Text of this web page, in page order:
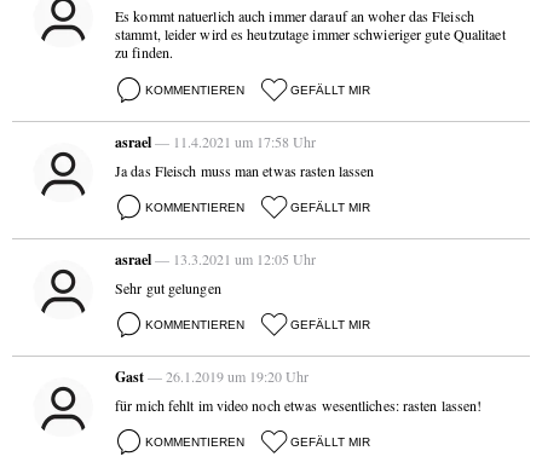
Es kommt natuerlich auch immer darauf an woher das Fleisch
stammt, leider wird es heutzutage immer schwieriger gute Qualitaet
zu finden.
KOMMENTIEREN GEFÄLLT MIR
asrael— 11.4.2021 um 17:58 Uhr
Ja das Fleisch muss man etwas rasten lassen
KOMMENTIEREN GEFÄLLT MIR
asrael— 13.3.2021 um 12:05 Uhr
Sehr gut gelungen
KOMMENTIEREN GEFÄLLT MIR
Gast— 26.1.2019 um 19:20 Uhr
für mich fehlt im video noch etwas wesentliches: rasten lassen!
KOMMENTIEREN GEFÄLLT MIR